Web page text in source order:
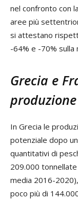
nel confronto con
aree più
si attestano
-64% e -70%
Grecia e
In Grecia le
potenziale dopo
quantitativi di
209.000
media 2016-
poco più di